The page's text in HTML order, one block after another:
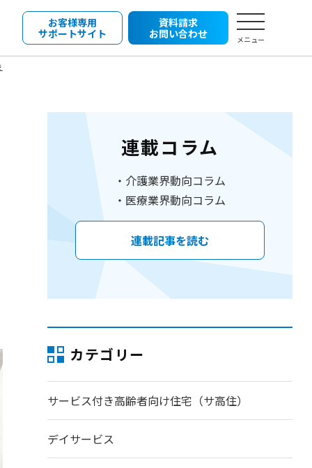
お客様専用
サポートサイト
資料請求
お問い合わせ
メニュー
連載コラム
介護業界動向コラム
医療業界動向コラム
連載記事を読む
カテゴリー
サービス付き高齢者向け住宅（サ高住）
デイサービス